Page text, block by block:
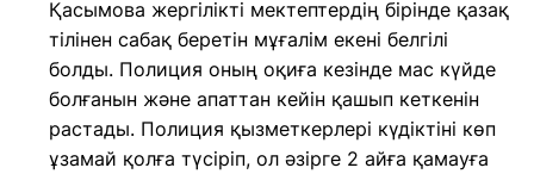
Қасымова жергілікті мектептердің бірінде қазақ
тілінен сабақ беретін мұғалім екені белгілі
болды. Полиция оның оқиға кезінде мас күйде
болғанын және апаттан кейін қашып кеткенін
растады. Полиция қызметкерлері күдіктіні көп
ұзамай қолға түсіріп, ол әзірге 2 айға қамауға